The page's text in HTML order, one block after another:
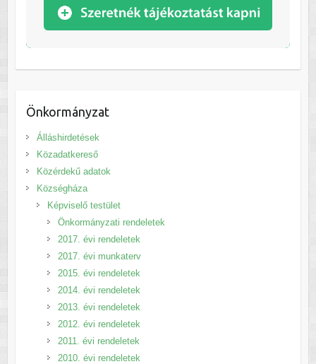
Önkormányzat
Álláshirdetések
Közadatkereső
Közérdekű adatok
Községháza
Képviselő testület
Önkormányzati rendeletek
2017. évi rendeletek
2017. évi munkaterv
2015. évi rendeletek
2014. évi rendeletek
2013. évi rendeletek
2012. évi rendeletek
2011. évi rendeletek
2010. évi rendeletek